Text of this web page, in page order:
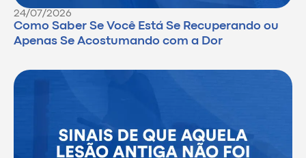
24/07/2026
Como Saber Se Você Está Se Recuperando ou
Apenas Se Acostumando com a Dor